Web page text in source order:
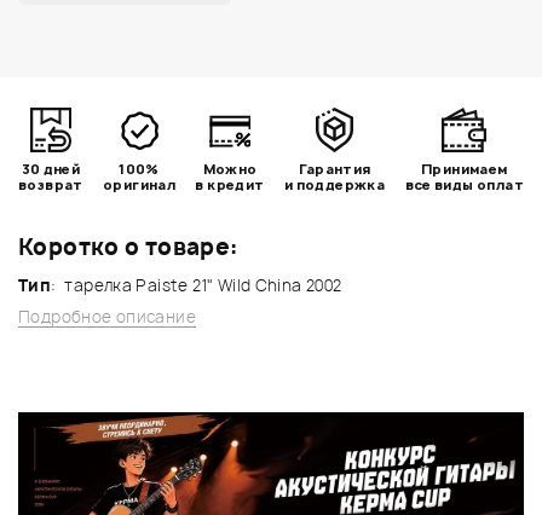
Коротко о товаре:
Тип: тарелка Paiste 21" Wild China 2002
Подробное описание
30 дней
возврат
100%
оригинал
Можно
в кредит
Гарантия
и поддержка
Принимаем
все виды оплат